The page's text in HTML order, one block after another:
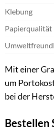
Klebung
Papierqualität
Mit einer
um
bei der
Bestellen